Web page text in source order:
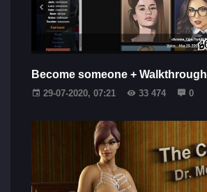
Become someone + Walkthrough
29-07-2020, 07:21 33 474 0